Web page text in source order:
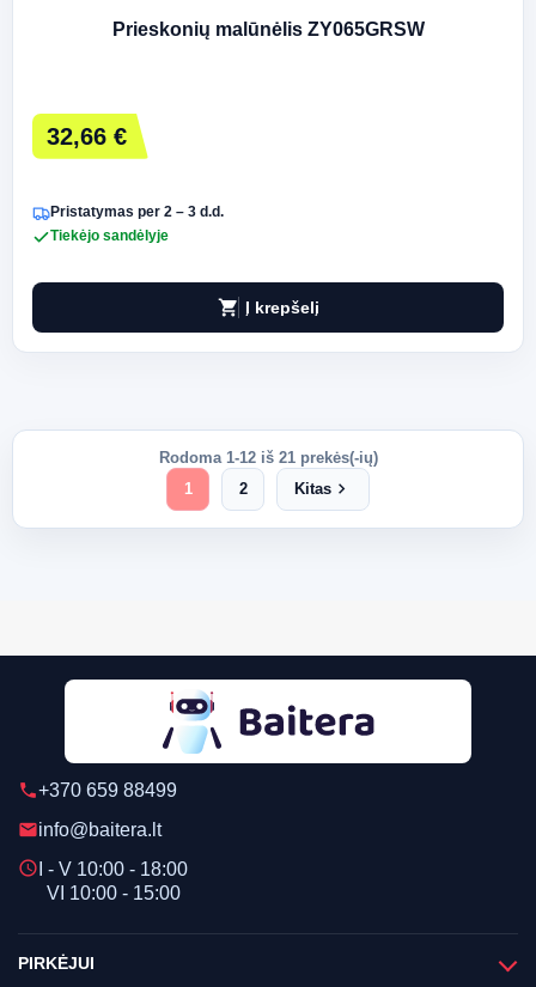
Prieskonių malūnėlis ZY065GRSW
32,66 €
Pristatymas per 2 – 3 d.d.
Tiekėjo sandėlyje
shopping_cart Į krepšelį
Rodoma 1-12 iš 21 prekės(-ių)
1
2 Kitas chevron_right
phone+370 659 88499
emailinfo@baitera.lt
schedule I - V 10:00 - 18:00
VI 10:00 - 15:00
PIRKĖJUI